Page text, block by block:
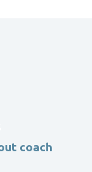
coach